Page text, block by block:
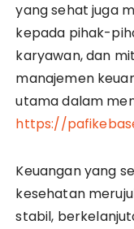
yang sehat juga
kepada pihak-
karyawan, dan
manajemen
utama dalam
https://
Keuangan yang
kesehatan
stabil,